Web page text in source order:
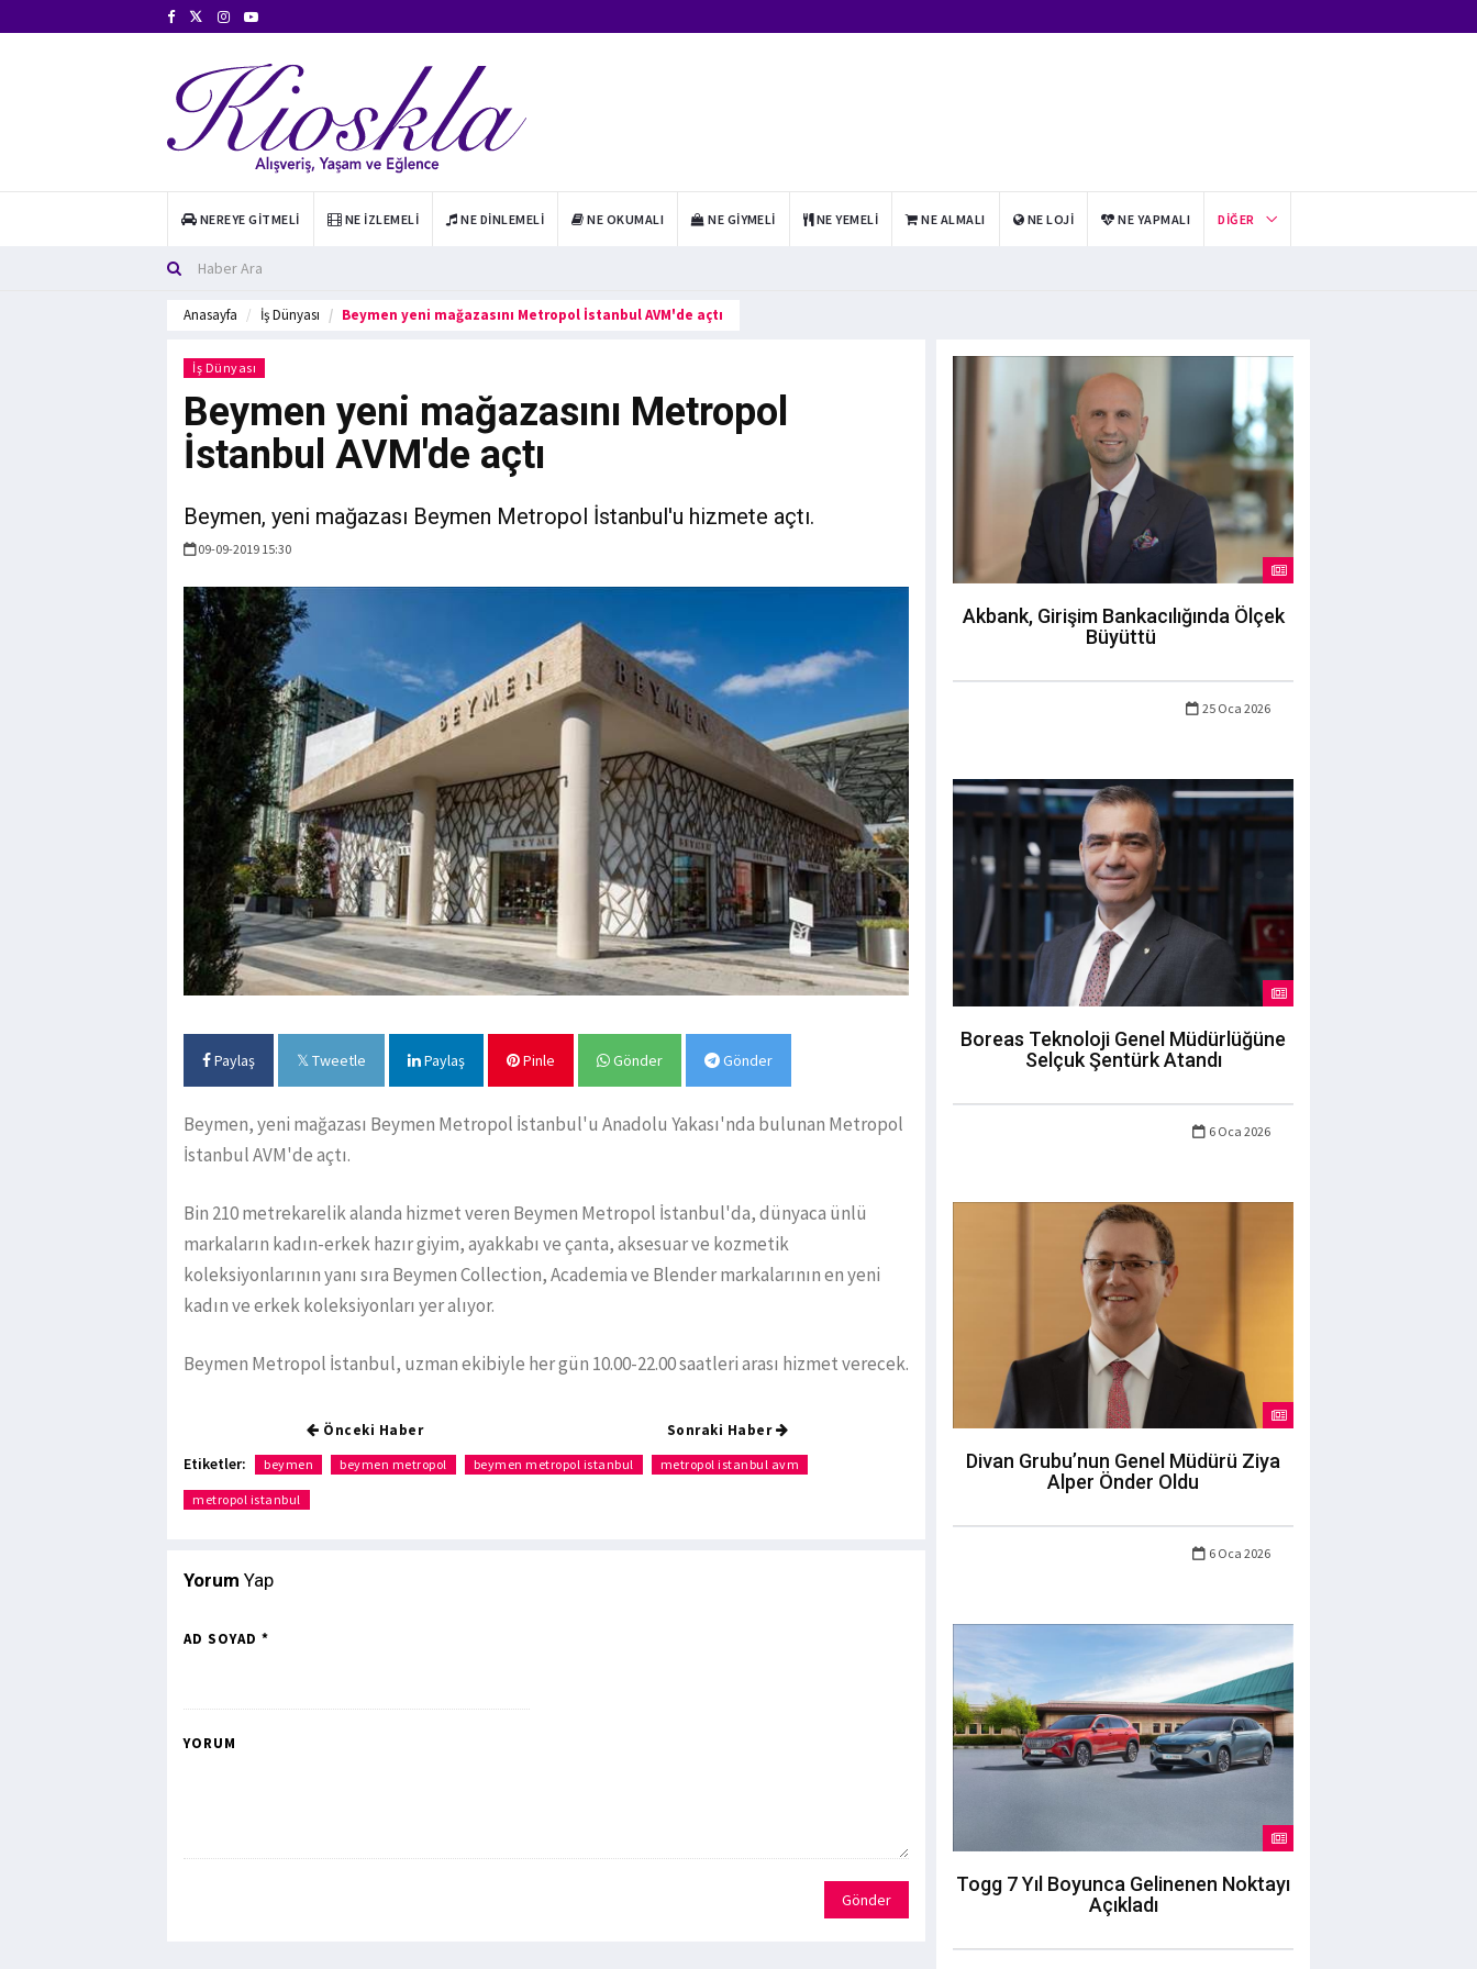
NEREYE GITMELI NE İZLEMELI NE DINLEMELI NE OKUMALI NE GIYMELI NE YEMELI NE ALMALI NE LOJI NE YAPMALI DIĞER
Anasayfa İş Dünyası Beymen yeni mağazasını Metropol İstanbul AVM'de açtı
İş Dünyası
Beymen yeni mağazasını Metropol
İstanbul AVM'de açtı
Beymen, yeni mağazası Beymen Metropol İstanbul'u hizmete açtı.
09-09-2019 15:30
Paylaş Tweetle Paylaş Pinle Gönder Gönder
Beymen, yeni mağazası Beymen Metropol İstanbul'u Anadolu Yakası'nda bulunan Metropol
İstanbul AVM'de açtı.
Bin 210 metrekarelik alanda hizmet veren Beymen Metropol İstanbul'da, dünyaca ünlü
markaların kadın-erkek hazır giyim, ayakkabı ve çanta, aksesuar ve kozmetik
koleksiyonlarının yanı sıra Beymen Collection, Academia ve Blender markalarının en yeni
kadın ve erkek koleksiyonları yer alıyor.
Beymen Metropol İstanbul, uzman ekibiyle her gün 10.00-22.00 saatleri arası hizmet verecek.
Önceki Haber Sonraki Haber
Etiketler: beymen beymen metropol beymen metropol istanbul metropol istanbul avm
metropol istanbul
Yorum Yap
AD SOYAD *
YORUM
Gönder
Akbank, Girişim Bankacılığında Ölçek
Büyüttü
25 Oca 2026
Boreas Teknoloji Genel Müdürlüğüne
Selçuk Şentürk Atandı
6 Oca 2026
Divan Grubu’nun Genel Müdürü Ziya
Alper Önder Oldu
6 Oca 2026
Togg 7 Yıl Boyunca Gelinenen Noktayı
Açıkladı